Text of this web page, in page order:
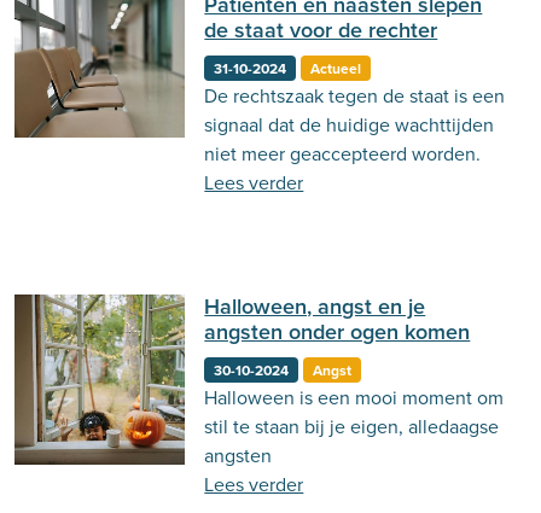
de staat voor de rechter
31-10-2024 Actueel
De rechtszaak tegen de staat is een
signaal dat de huidige wachttijden
niet meer geaccepteerd worden.
Lees verder
Halloween, angst en je
angsten onder ogen komen
30-10-2024 Angst
Halloween is een mooi moment om
stil te staan bij je eigen, alledaagse
angsten
Lees verder